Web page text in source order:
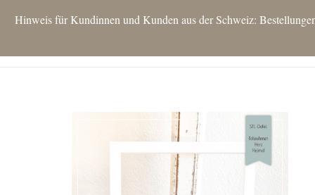
Hinweis für Kundinnen und Kunden aus der Schweiz: